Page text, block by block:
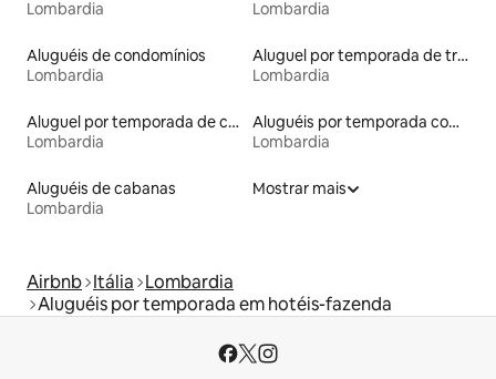
Lombardia
Lombardia
Aluguéis de condomínios
Lombardia
Aluguel por temporada de trailers
Lombardia
Aluguel por temporada de castelos
Lombardia
Aluguéis por temporada com caiaque
Lombardia
Aluguéis de cabanas
Lombardia
Mostrar mais
Airbnb Itália Lombardia
Aluguéis por temporada em hotéis-fazenda